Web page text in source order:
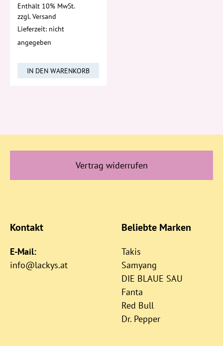
Enthält 10% MwSt.
zzgl.Versand
Lieferzeit: nicht
angegeben
IN DEN WARENKORB
Vertrag widerrufen
Kontakt
E-Mail:
info@lackys.at
Beliebte Marken
Takis
Samyang
DIE BLAUE SAU
Fanta
Red Bull
Dr. Pepper